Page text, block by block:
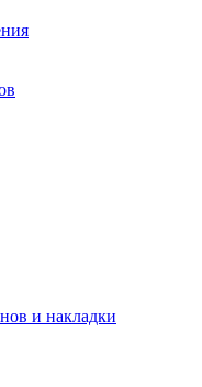
и накладки